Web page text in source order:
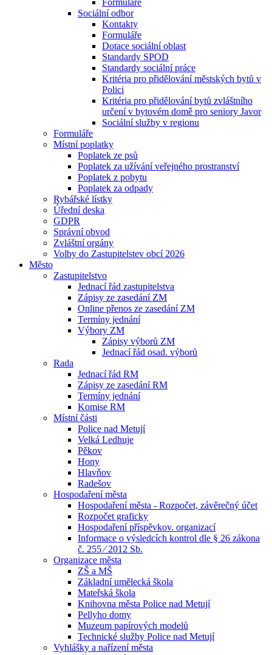
Formuláře
Sociální odbor
Kontakty
Formuláře
Dotace sociální oblast
Standardy SPOD
Standardy sociální práce
Kritéria pro přidělování městských bytů v
Polici
Kritéria pro přidělování bytů zvláštního
určení v bytovém domě pro seniory Javor
Sociální služby v regionu
Formuláře
Místní poplatky
Poplatek ze psů
Poplatek za užívání veřejného prostranství
Poplatek z pobytu
Poplatek za odpady
Rybářské lístky
Úřední deska
GDPR
Správní obvod
Zvláštní orgány
Volby do Zastupitelstev obcí 2026
Město
Zastupitelstvo
Jednací řád zastupitelstva
Zápisy ze zasedání ZM
Online přenos ze zasedání ZM
Termíny jednání
Výbory ZM
Zápisy výborů ZM
Jednací řád osad. výborů
Rada
Jednací řád RM
Zápisy ze zasedání RM
Termíny jednání
Komise RM
Místní části
Police nad Metují
Velká Ledhuje
Pěkov
Hony
Hlavňov
Radešov
Hospodaření města
Hospodaření města - Rozpočet, závěrečný účet
Rozpočet graficky
Hospodaření příspěvkov. organizací
Informace o výsledcích kontrol dle § 26 zákona
č. 255 ⁄ 2012 Sb.
Organizace města
ZŠ a MŠ
Základní umělecká škola
Mateřská škola
Knihovna města Police nad Metují
Pellyho domy
Muzeum papírových modelů
Technické služby Police nad Metují
Vyhlášky a nařízení města